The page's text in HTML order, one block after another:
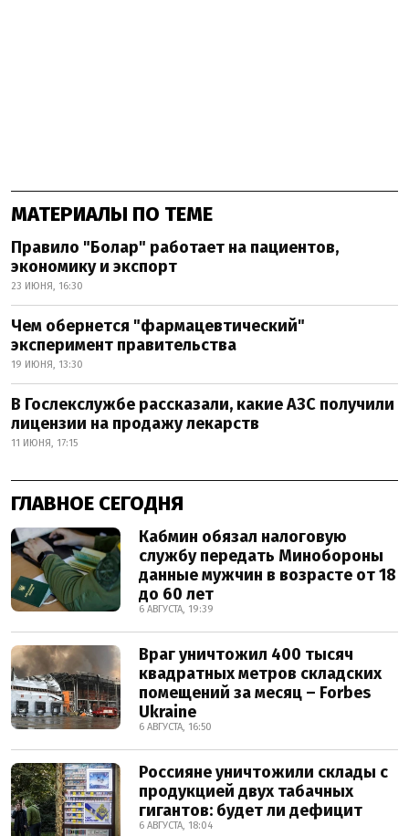
МАТЕРИАЛЫ ПО ТЕМЕ
Правило "Болар" работает на пациентов,
экономику и экспорт
23 ИЮНЯ, 16:30
Чем обернется "фармацевтический"
эксперимент правительства
19 ИЮНЯ, 13:30
В Гослекслужбе рассказали, какие АЗС получили
лицензии на продажу лекарств
11 ИЮНЯ, 17:15
ГЛАВНОЕ СЕГОДНЯ
Кабмин обязал налоговую
службу передать Минобороны
данные мужчин в возрасте от 18
до 60 лет
6 АВГУСТА, 19:39
Враг уничтожил 400 тысяч
квадратных метров складских
помещений за месяц – Forbes
Ukraine
6 АВГУСТА, 16:50
Россияне уничтожили склады с
продукцией двух табачных
гигантов: будет ли дефицит
6 АВГУСТА, 18:04